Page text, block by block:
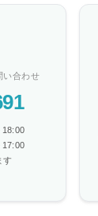
い合わせ
18:00
17:00
す